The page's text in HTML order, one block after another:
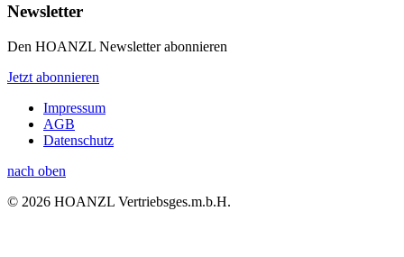
Newsletter
Den HOANZL Newsletter abonnieren
Jetzt abonnieren
Impressum
AGB
Datenschutz
nach oben
© 2026 HOANZL Vertriebsges.m.b.H.